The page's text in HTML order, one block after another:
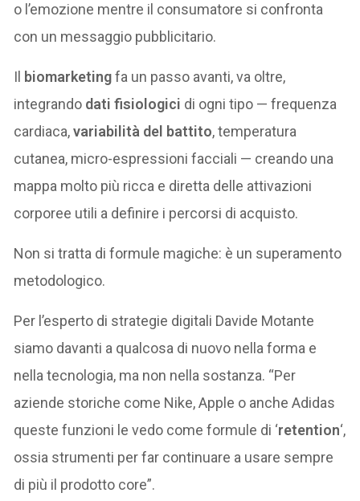
o l’emozione mentre il consumatore si confronta
con un messaggio pubblicitario.
Il biomarketingfa un passo avanti, va oltre,
integrando dati fisiologici di ogni tipo — frequenza
cardiaca,variabilità del battito, temperatura
cutanea, micro-espressioni facciali — creando una
mappa molto più ricca e diretta delle attivazioni
corporee utili a definire i percorsi di acquisto.
Non si tratta di formule magiche: è un superamento
metodologico.
Per l’esperto di strategie digitali Davide Motante
siamo davanti a qualcosa di nuovo nella forma e
nella tecnologia, ma non nella sostanza. “Per
aziende storiche come Nike, Apple o anche Adidas
queste funzioni le vedo come formule di ‘retention‘,
ossia strumenti per far continuare a usare sempre
di più il prodotto core”.